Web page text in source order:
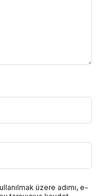
üzere adımı, e-